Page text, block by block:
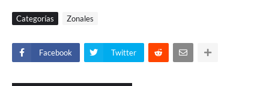
Categorías Zonales
Facebook Twitter